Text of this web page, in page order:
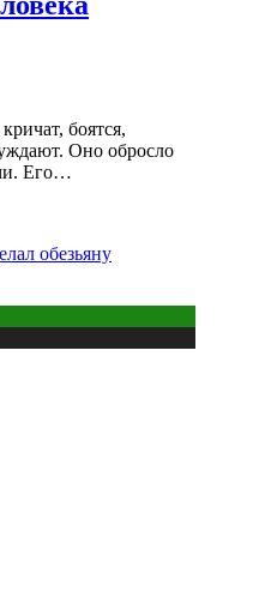
боятся,
Оно обросло
Его…